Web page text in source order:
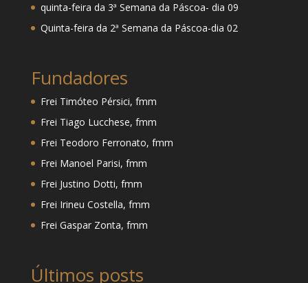
quinta-feira da 3ª Semana da Páscoa- dia 09
Quinta-feira da 2ª Semana da Páscoa-dia 02
Fundadores
Frei Timóteo Pérsici, fmm
Frei Tiago Lucchese, fmm
Frei Teodoro Ferronato, fmm
Frei Manoel Parisi, fmm
Frei Justino Dotti, fmm
Frei Irineu Costella, fmm
Frei Gaspar Zonta, fmm
Últimos posts